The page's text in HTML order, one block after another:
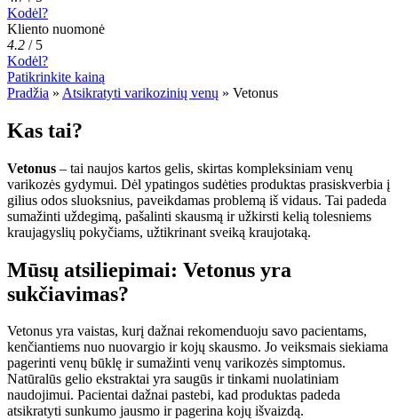
Kodėl?
Kliento nuomonė
4.2 / 5
Kodėl?
Patikrinkite kainą
Pradžia » Atsikratyti varikozinių venų » Vetonus
Kas tai?
Vetonus – tai naujos kartos gelis, skirtas kompleksiniam venų
varikozės gydymui. Dėl ypatingos sudėties produktas prasiskverbia į
gilius odos sluoksnius, paveikdamas problemą iš vidaus. Tai padeda
sumažinti uždegimą, pašalinti skausmą ir užkirsti kelią tolesniems
kraujagyslių pokyčiams, užtikrinant sveiką kraujotaką.
Mūsų atsiliepimai: Vetonus yra
sukčiavimas?
Vetonus yra vaistas, kurį dažnai rekomenduoju savo pacientams,
kenčiantiems nuo nuovargio ir kojų skausmo. Jo veiksmais siekiama
pagerinti venų būklę ir sumažinti venų varikozės simptomus.
Natūralūs gelio ekstraktai yra saugūs ir tinkami nuolatiniam
naudojimui. Pacientai dažnai pastebi, kad produktas padeda
atsikratyti sunkumo jausmo ir pagerina kojų išvaizdą.